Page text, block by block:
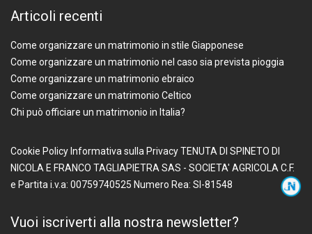
Articoli recenti
Come organizzare un matrimonio in stile Giapponese
Come organizzare un matrimonio nel caso sia prevista pioggia
Come organizzare un matrimonio ebraico
Come organizzare un matrimonio Celtico
Chi può officiare un matrimonio in Italia?
Cookie Policy Informativa sulla PrivacyTENUTA DI SPINETO DI
NICOLA E FRANCO TAGLIAPIETRA SAS - SOCIETA' AGRICOLA C.F.
e Partita i.v.a: 00759740525 Numero Rea: SI-81548
Vuoi iscriverti alla nostra newsletter?